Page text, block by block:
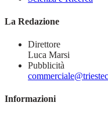
La Redazione
Direttore
Luca Marsi
Pubblicità
Informazioni